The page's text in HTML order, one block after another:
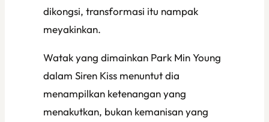
dikongsi, transformasi itu nampak
meyakinkan.
Watak yang dimainkan Park Min Young
dalam Siren Kiss menuntut dia
menampilkan ketenangan yang
menakutkan, bukan kemanisan yang